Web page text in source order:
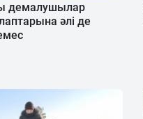
демалушылар
әлі де